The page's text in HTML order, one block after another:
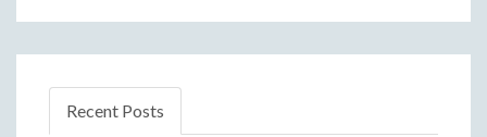
Recent Posts